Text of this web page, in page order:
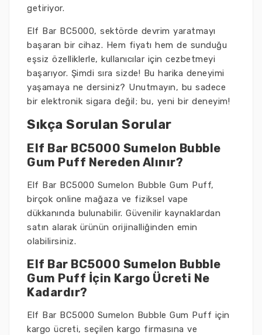
getiriyor.
Elf Bar BC5000, sektörde devrim yaratmayı
başaran bir cihaz. Hem fiyatı hem de sunduğu
eşsiz özelliklerle, kullanıcılar için cezbetmeyi
başarıyor. Şimdi sıra sizde! Bu harika deneyimi
yaşamaya ne dersiniz? Unutmayın, bu sadece
bir elektronik sigara değil; bu, yeni bir deneyim!
Sıkça Sorulan Sorular
Elf Bar BC5000 Sumelon Bubble
Gum Puff Nereden Alınır?
Elf Bar BC5000 Sumelon Bubble Gum Puff,
birçok online mağaza ve fiziksel vape
dükkanında bulunabilir. Güvenilir kaynaklardan
satın alarak ürünün orijinalliğinden emin
olabilirsiniz.
Elf Bar BC5000 Sumelon Bubble
Gum Puff İçin Kargo Ücreti Ne
Kadardır?
Elf Bar BC5000 Sumelon Bubble Gum Puff için
kargo ücreti, seçilen kargo firmasına ve